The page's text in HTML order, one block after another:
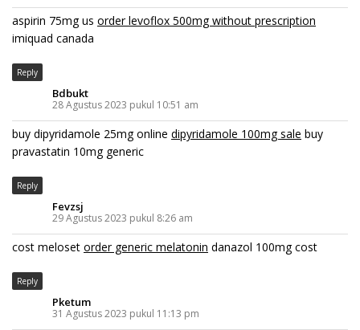
aspirin 75mg us order levoflox 500mg without prescription
imiquad canada
Reply
Bdbukt
28 Agustus 2023 pukul 10:51 am
buy dipyridamole 25mg online dipyridamole 100mg sale buy
pravastatin 10mg generic
Reply
Fevzsj
29 Agustus 2023 pukul 8:26 am
cost meloset order generic melatonin danazol 100mg cost
Reply
Pketum
31 Agustus 2023 pukul 11:13 pm